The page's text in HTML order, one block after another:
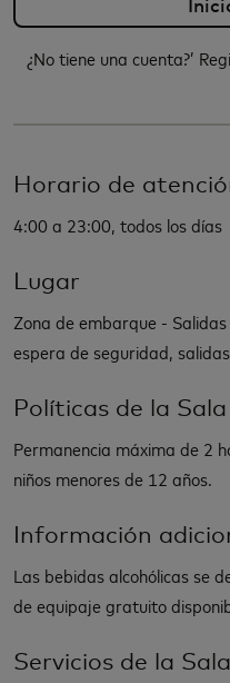
¿No tiene una cuenta?’
Horario de
4:00 a 23:00, todos los días
Lugar
Zona de embarque -
espera de seguridad,
Políticas de la
Permanencia máxima de 2
niños menores de 12 años.
Información
Las bebidas alcohólicas se
de equipaje gratuito
Servicios de la